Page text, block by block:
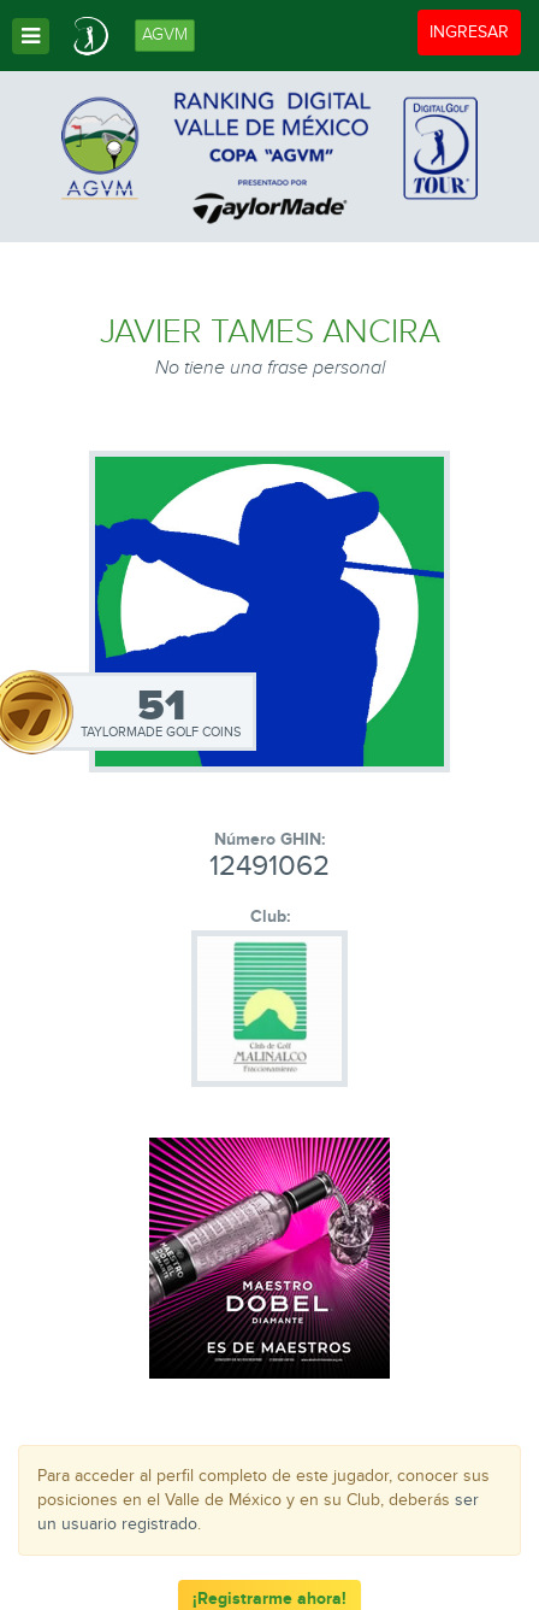
Toggle
INGRESAR
Toggle Dropdown
AGVM
JAVIER TAMES ANCIRA
No tiene una frase personal
51
TAYLORMADE GOLF COINS
Número GHIN:
12491062
Club:
Para acceder al perfil completo de este jugador, conocer sus
posiciones en el Valle de México y en su Club, deberás ser
un usuario registrado.
¡Registrarme ahora!